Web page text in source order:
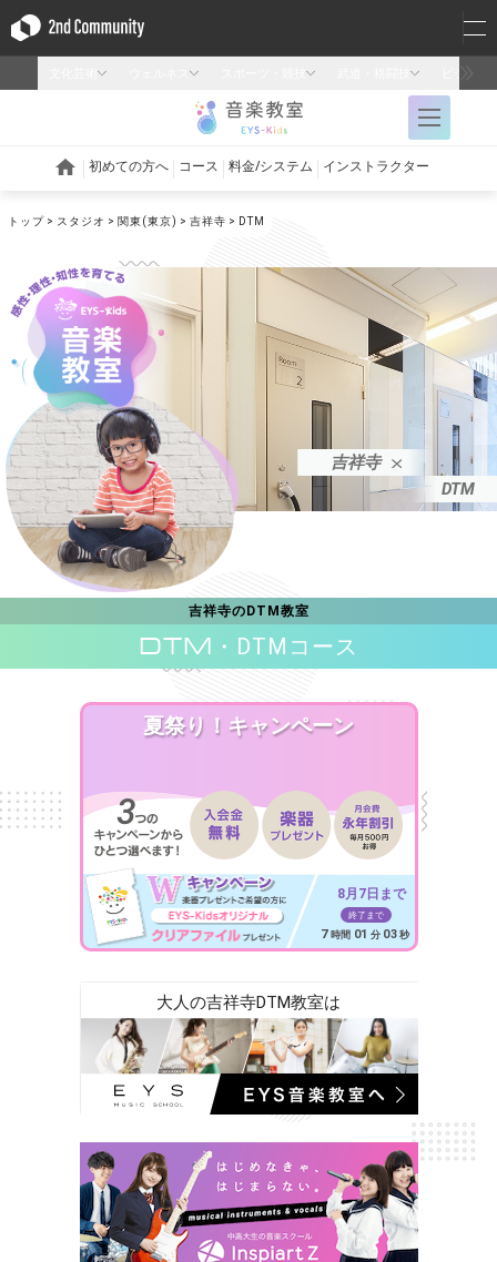
トップ スタジオ 関東(東京) 吉祥寺 DTM
吉祥寺
DTM
吉祥寺のDTM教室
DTM ・DTMコース
夏祭り！キャンペーン
8月7日まで
終了まで
7 時間 01 分 01 秒
大人の吉祥寺DTM教室は